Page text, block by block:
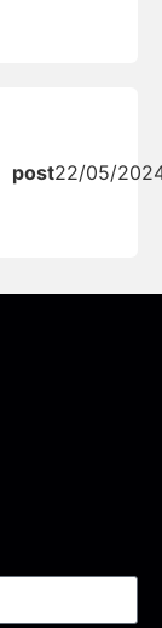
post22/05/